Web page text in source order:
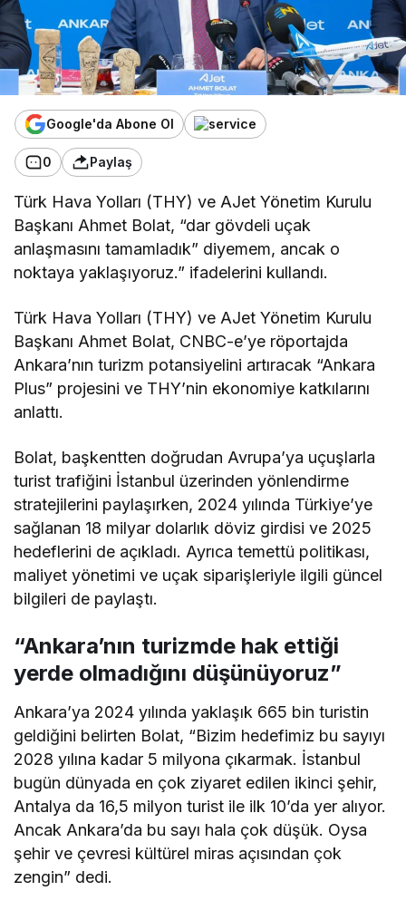
Google'da Abone Ol
0 Paylaş
Türk Hava Yolları (THY) ve AJet Yönetim Kurulu
Başkanı Ahmet Bolat, “dar gövdeli uçak
anlaşmasını tamamladık” diyemem, ancak o
noktaya yaklaşıyoruz.” ifadelerini kullandı.
Türk Hava Yolları (THY) ve AJet Yönetim Kurulu
Başkanı Ahmet Bolat, CNBC-e’ye röportajda
Ankara’nın turizm potansiyelini artıracak “Ankara
Plus” projesini ve THY’nin ekonomiye katkılarını
anlattı.
Bolat, başkentten doğrudan Avrupa’ya uçuşlarla
turist trafiğini İstanbul üzerinden yönlendirme
stratejilerini paylaşırken, 2024 yılında Türkiye’ye
sağlanan 18 milyar dolarlık döviz girdisi ve 2025
hedeflerini de açıkladı. Ayrıca temettü politikası,
maliyet yönetimi ve uçak siparişleriyle ilgili güncel
bilgileri de paylaştı.
“Ankara’nın turizmde hak ettiği
yerde olmadığını düşünüyoruz”
Ankara’ya 2024 yılında yaklaşık 665 bin turistin
geldiğini belirten Bolat, “Bizim hedefimiz bu sayıyı
2028 yılına kadar 5 milyona çıkarmak. İstanbul
bugün dünyada en çok ziyaret edilen ikinci şehir,
Antalya da 16,5 milyon turist ile ilk 10’da yer alıyor.
Ancak Ankara’da bu sayı hala çok düşük. Oysa
şehir ve çevresi kültürel miras açısından çok
zengin” dedi.